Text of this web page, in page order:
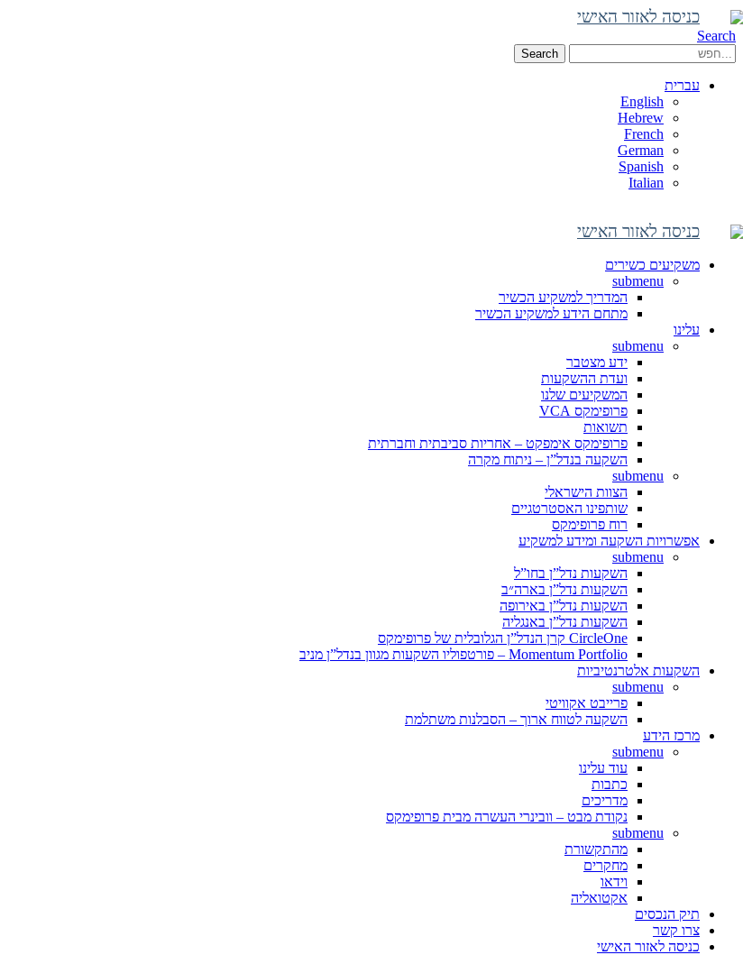
כניסה לאזור האישי
Search
Search
עברית
English
Hebrew
French
German
Spanish
Italian
כניסה לאזור האישי
משקיעים כשירים
submenu
המדריך למשקיע הכשיר
מתחם הידע למשקיע הכשיר
עלינו
submenu
ידע מצטבר
ועדת ההשקעות
המשקיעים שלנו
פרופימקס VCA
תשואות
פרופימקס אימפקט – אחריות סביבתית וחברתית
השקעה בנדל”ן – ניתוח מקרה
submenu
הצוות הישראלי
שותפינו האסטרטגיים
רוח פרופימקס
אפשרויות השקעה ומידע למשקיע
submenu
השקעות נדל”ן בחו”ל
השקעות נדל”ן בארה״ב
השקעות נדל”ן באירופה
השקעות נדל”ן באנגליה
CircleOne קרן הנדל”ן הגלובלית של פרופימקס
Momentum Portfolio – פורטפוליו השקעות מגוון בנדל”ן מניב
השקעות אלטרנטיביות
submenu
פרייבט אקוויטי
השקעה לטווח ארוך – הסבלנות משתלמת
מרכז הידע
submenu
עוד עלינו
כתבות
מדריכים
נקודת מבט – וובינרי העשרה מבית פרופימקס
submenu
מהתקשורת
מחקרים
וידאו
אקטואליה
תיק הנכסים
צרו קשר
כניסה לאזור האישי